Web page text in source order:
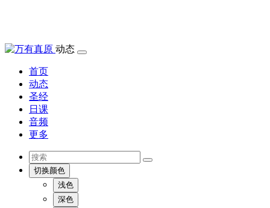
动态
首页
动态
圣经
日课
音频
更多
切换颜色
浅色
深色